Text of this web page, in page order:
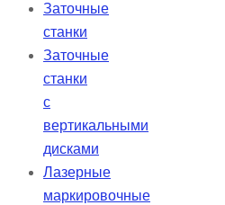
Заточные
станки
Заточные
станки
с
вертикальными
дисками
Лазерные
маркировочные